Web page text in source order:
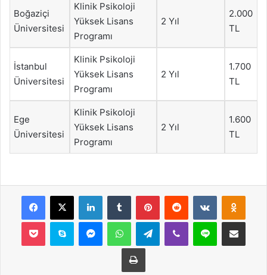
Boğaziçi
Üniversitesi
Klinik Psikoloji
Yüksek Lisans
Programı
2 Yıl
2.000
TL
İstanbul
Üniversitesi
Klinik Psikoloji
Yüksek Lisans
Programı
2 Yıl
1.700
TL
Ege
Üniversitesi
Klinik Psikoloji
Yüksek Lisans
Programı
2 Yıl
1.600
TL
Facebook
X LinkedInTumblr PinterestReddit VKontakte
Pocket Skype MessengerWhatsAppTelegramViber Line E-Posta ile
Yazdır